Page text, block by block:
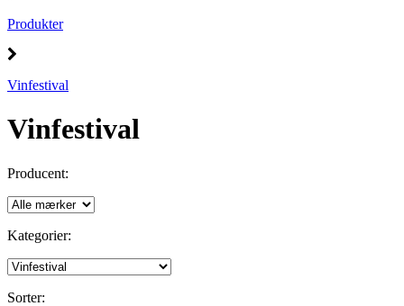
Produkter
Vinfestival
Vinfestival
Producent:
Kategorier:
Sorter: